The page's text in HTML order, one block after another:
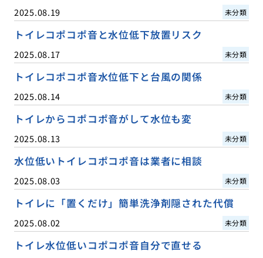
2025.08.19 未分類
トイレコポコポ音と水位低下放置リスク
2025.08.17 未分類
トイレコポコポ音水位低下と台風の関係
2025.08.14 未分類
トイレからコポコポ音がして水位も変
2025.08.13 未分類
水位低いトイレコポコポ音は業者に相談
2025.08.03 未分類
トイレに「置くだけ」簡単洗浄剤隠された代償
2025.08.02 未分類
トイレ水位低いコポコポ音自分で直せる